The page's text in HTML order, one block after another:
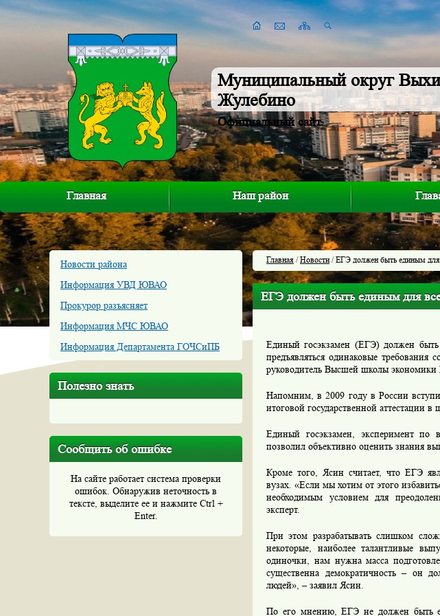
Муниципальный округ
Жулебино
Официальный сайт
Главная Наш район
Новости района
Информация УВД ЮВАО
Прокурор разъясняет
Информация МЧС ЮВАО
Информация Департамента ГОЧСиПБ
Полезно знать
Сообщить об ошибке
На сайте работает система проверки
ошибок. Обнаружив неточность в
тексте, выделите ее и нажмите Ctrl +
Enter.
Главная /Новости/ ЕГЭ должен быть единым для
ЕГЭ должен быть единым для
Единый госэкзамен (ЕГЭ) должен
предъявляться одинаковые
руководитель Высшей школы экономики
Напомним, в 2009 году в России
итоговой государственной аттестации в
Единый госэкзамен, эксперимент по
позволил объективно оценить знания
Кроме того, Ясин считает, что ЕГЭ
вузах. «Если мы хотим от этого
необходимым условием для
эксперт.
При этом разрабатывать слишком
некоторые, наиболее талантливые
одиночки, нам нужна масса
существенна демократичность – он
людей», – заявил Ясин.
По его мнению, ЕГЭ не должен быть